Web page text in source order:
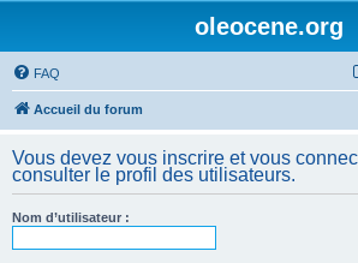
oleocene.org
FAQ
Accueil du forum
Vous devez vous inscrire et vous
consulter le profil des utilisateurs.
Nom d’utilisateur :